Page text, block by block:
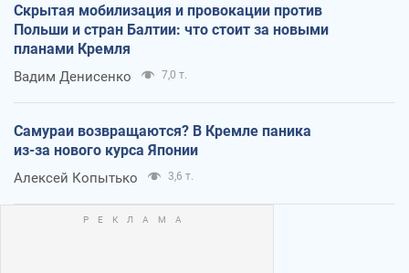
Скрытая мобилизация и провокации против
Польши и стран Балтии: что стоит за новыми
планами Кремля
Вадим Денисенко 7,0 т.
Самураи возвращаются? В Кремле паника
из-за нового курса Японии
Алексей Копытько 3,6 т.